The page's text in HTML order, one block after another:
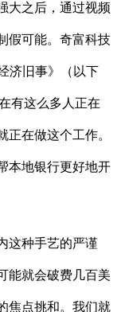
大之后，通过视频
假可能。奇富科技
济旧事》（以下
有这么多人正在
在做这个工作。
本地银行更好地开
种手艺的严谨
能就会破费几百美
焦点挑和。我们就